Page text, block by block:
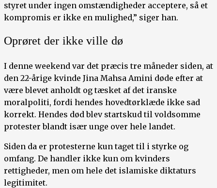
styret under ingen omstændigheder acceptere, så et
kompromis er ikke en mulighed,” siger han.
Oprøret der ikke ville dø
I denne weekend var det præcis tre måneder siden, at
den 22-årige kvinde Jina Mahsa Amini døde efter at
være blevet anholdt og tæsket af det iranske
moralpoliti, fordi hendes hovedtørklæde ikke sad
korrekt. Hendes død blev startskud til voldsomme
protester blandt især unge over hele landet.
Siden da er protesterne kun taget til i styrke og
omfang. De handler ikke kun om kvinders
rettigheder, men om hele det islamiske diktaturs
legitimitet.